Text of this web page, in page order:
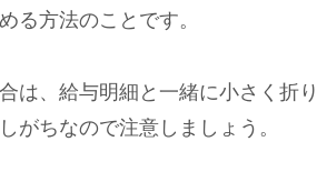
る方法のことです。
は、給与明細と一緒に小さく折
がちなので注意しましょう。